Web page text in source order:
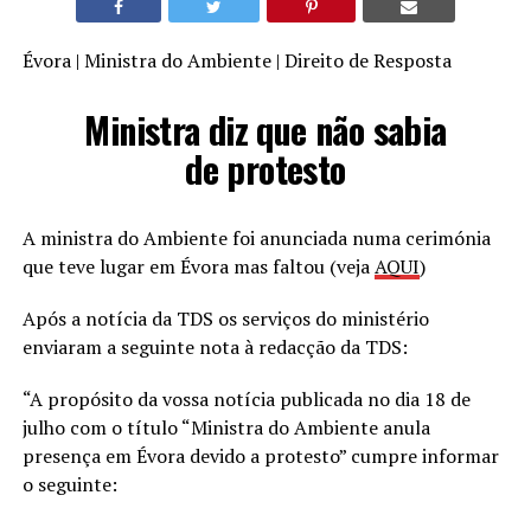
Évora | Ministra do Ambiente | Direito de Resposta
Ministra diz que não sabia
de protesto
A ministra do Ambiente foi anunciada numa cerimónia
que teve lugar em Évora mas faltou (vejaAQUI)
Após a notícia da TDS os serviços do ministério
enviaram a seguinte nota à redacção da TDS:
“A propósito da vossa notícia publicada no dia 18 de
julho com o título “Ministra do Ambiente anula
presença em Évora devido a protesto” cumpre informar
o seguinte: